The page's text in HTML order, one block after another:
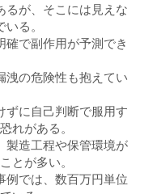
るが、そこには見えな
る。
確で副作用が予測でき
洩の危険性も抱えてい
ずに自己判断で服用す
れがある。
製造工程や保管環境が
とが多い。
例では、数百万円単位